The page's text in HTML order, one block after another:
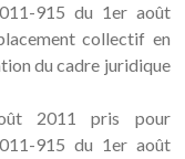
915 du 1er août
collectif en
du cadre juridique
2011 pris pour
915 du 1er août